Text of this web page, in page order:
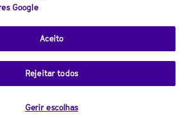
to Spanish jurisdiction and regulated
FI Србија SYFY España SYFY France
SYFY
Portugal
SYFY USA
reserved.
Google
Aceito
Rejeitar todos
Gerir escolhas